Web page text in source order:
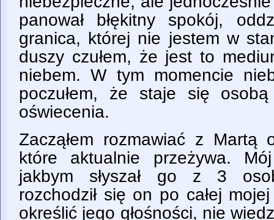
panował błękitny spokój,
granica, której nie jestem w
duszy czułem, że jest to
niebem. W tym momencie
poczułem, że staje się
oświecenia.
Zacząłem rozmawiać z Martą
które aktualnie przeżywa.
jakbym słyszał go z 3
rozchodził się on po całej
określić jego głośności, nie